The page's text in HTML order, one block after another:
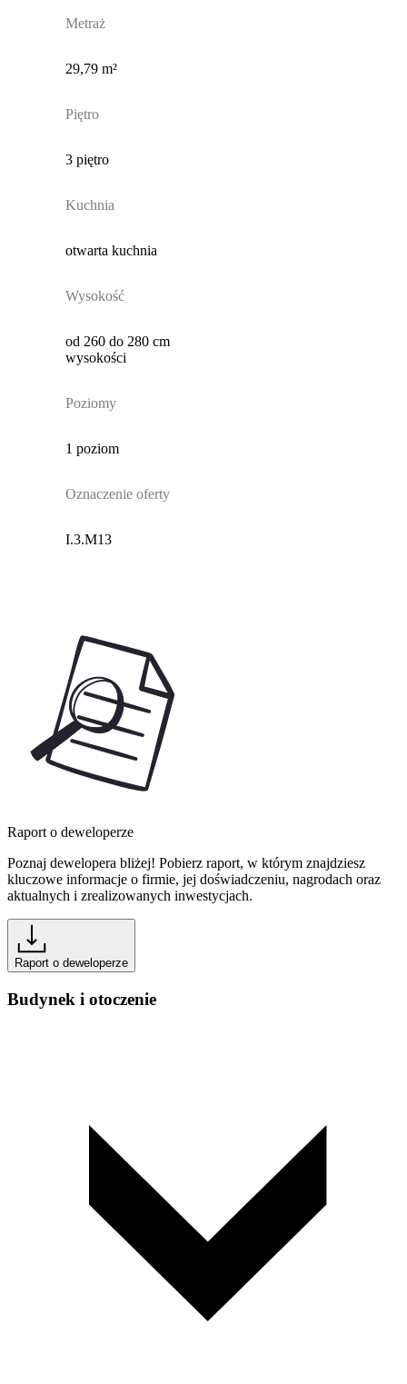
Metraż
29,79 m²
Piętro
3 piętro
Kuchnia
otwarta kuchnia
Wysokość
od 260 do 280 cm
wysokości
Poziomy
1 poziom
Oznaczenie oferty
I.3.M13
Raport o deweloperze
Poznaj dewelopera bliżej! Pobierz raport, w którym znajdziesz
kluczowe informacje o firmie, jej doświadczeniu, nagrodach oraz
aktualnych i zrealizowanych inwestycjach.
Raport o deweloperze
Budynek i otoczenie